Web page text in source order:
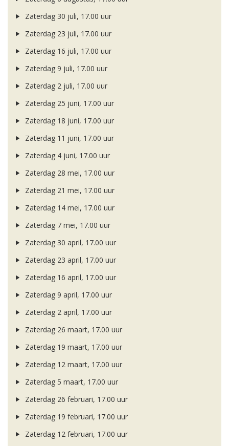
Zaterdag 30 juli, 17.00 uur
Zaterdag 23 juli, 17.00 uur
Zaterdag 16 juli, 17.00 uur
Zaterdag 9 juli, 17.00 uur
Zaterdag 2 juli, 17.00 uur
Zaterdag 25 juni, 17.00 uur
Zaterdag 18 juni, 17.00 uur
Zaterdag 11 juni, 17.00 uur
Zaterdag 4 juni, 17.00 uur
Zaterdag 28 mei, 17.00 uur
Zaterdag 21 mei, 17.00 uur
Zaterdag 14 mei, 17.00 uur
Zaterdag 7 mei, 17.00 uur
Zaterdag 30 april, 17.00 uur
Zaterdag 23 april, 17.00 uur
Zaterdag 16 april, 17.00 uur
Zaterdag 9 april, 17.00 uur
Zaterdag 2 april, 17.00 uur
Zaterdag 26 maart, 17.00 uur
Zaterdag 19 maart, 17.00 uur
Zaterdag 12 maart, 17.00 uur
Zaterdag 5 maart, 17.00 uur
Zaterdag 26 februari, 17.00 uur
Zaterdag 19 februari, 17.00 uur
Zaterdag 12 februari, 17.00 uur